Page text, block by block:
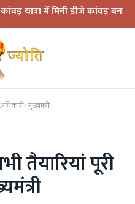
में मिनी डीजे कांवड़ बना आकर्षण
मुख्यमंत्री
तैयारियां पूरी